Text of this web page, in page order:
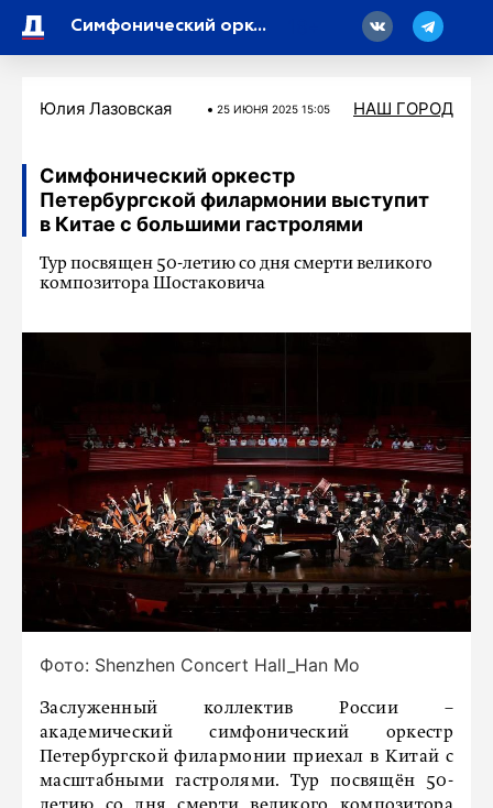
Симфонический оркестр Петербургской филармонии выступит в Китае с большими гастролями
Юлия Лазовская 25 ИЮНЯ 2025 15:05 НАШ ГОРОД
Симфонический оркестр
Петербургской филармонии выступит
в Китае с большими гастролями
Тур посвящен 50-летию со дня смерти великого
композитора Шостаковича
Фото: Shenzhen Concert Hall_Han Mo
Заслуженный коллектив России –
академический симфонический оркестр
Петербургской филармонии приехал в Китай с
масштабными гастролями. Тур посвящён 50-